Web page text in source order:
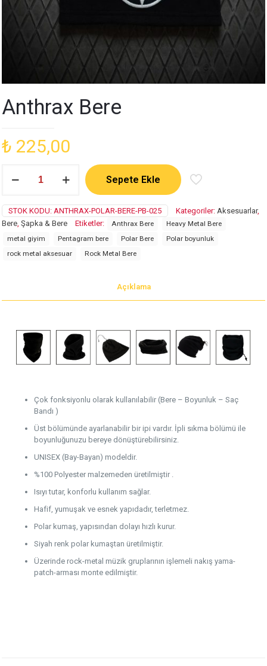
Anthrax Bere
₺ 225,00
Bere
Sepete Ekle
STOK KODU: ANTHRAX-POLAR-BERE-PB-025 Kategoriler: Aksesuarlar,
Bere Şapka & Bere Etiketler: Anthrax Bere
Heavy Metal Bere
metal giyim
Pentagram bere Polar Bere
Polar boyunluk
rock metal aksesuar
Rock Metal Bere
Açıklama
Çok fonksiyonlu olarak kullanılabilir (Bere – Boyunluk – Saç
Bandı )
Üst bölümünde ayarlanabilir bir ipi vardır. İpli sıkma bölümü ile
boyunluğunuzu bereye dönüştürebilirsiniz.
UNISEX (Bay-Bayan) modeldir.
%100 Polyester malzemeden üretilmiştir .
Isıyı tutar, konforlu kullanım sağlar.
Hafif, yumuşak ve esnek yapıdadır, terletmez.
Polar kumaş, yapısından dolayı hızlı kurur.
Siyah renk polar kumaştan üretilmiştir.
Üzerinde rock-metal müzik gruplarının işlemeli nakış yama-
patch-arması monte edilmiştir.